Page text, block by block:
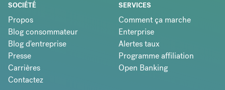
SOCIÉTÉ
Propos
Blog consommateur
Blog d'entreprise
Presse
Carrières
Contactez
SERVICES
Comment ça marche
Enterprise
Alertes taux
Programme affiliation
Open Banking